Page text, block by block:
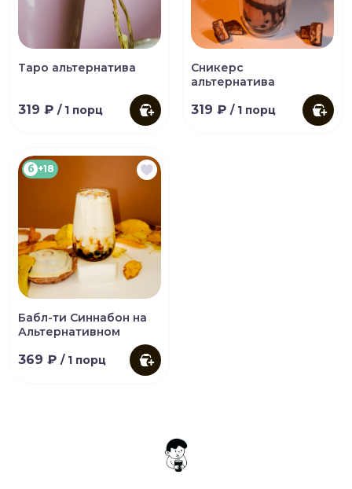
Таро альтернатива
319 ₽ / 1 порц
Сникерс
альтернатива
319 ₽ / 1 порц
б +18
Бабл-ти Синнабон на
Альтернативном
369 ₽ / 1 порц